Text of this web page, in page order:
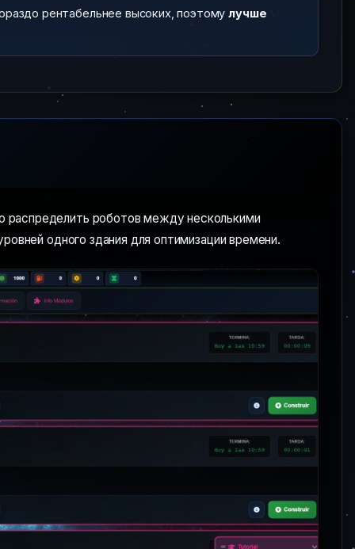
рентабельнее высоких, поэтомулучше
роботов между несколькими
одного здания для оптимизации времени.